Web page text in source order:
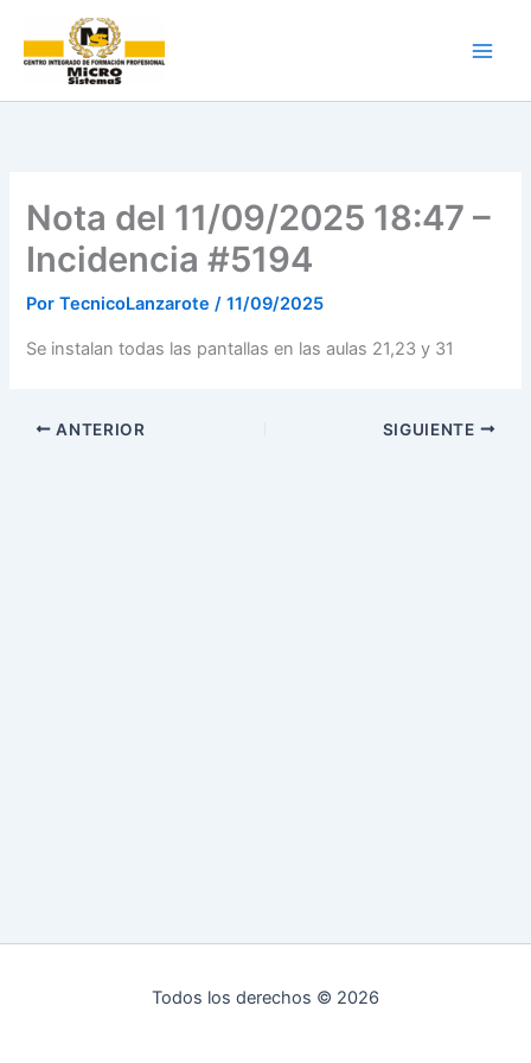
contenido
Nota del 11/09/2025 18:47 –
Incidencia #5194
PorTecnicoLanzarote/11/09/2025
Se instalan todas las pantallas en las aulas 21,23 y 31
ANTERIOR SIGUIENTE
Todos los derechos © 2026